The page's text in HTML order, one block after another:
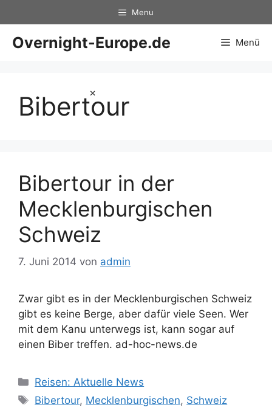
×
Inhalt
springen
Menu
Overnight-Europe.de Menü
Bibertour
Bibertour in der
Mecklenburgischen
Schweiz
7. Juni 2014 von admin
Zwar gibt es in der Mecklenburgischen Schweiz
gibt es keine Berge, aber dafür viele Seen. Wer
mit dem Kanu unterwegs ist, kann sogar auf
einen Biber treffen. ad-hoc-news.de
Kategorien
Reisen: Aktuelle News
Schlagwörter
Bibertour, Mecklenburgischen, Schweiz